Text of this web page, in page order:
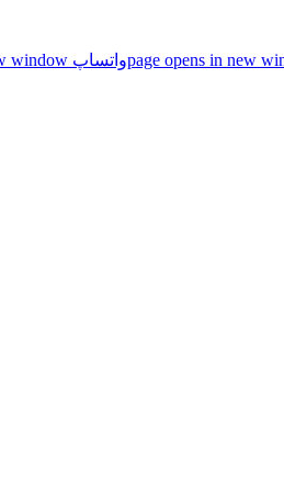
واتساپ page opens in new window